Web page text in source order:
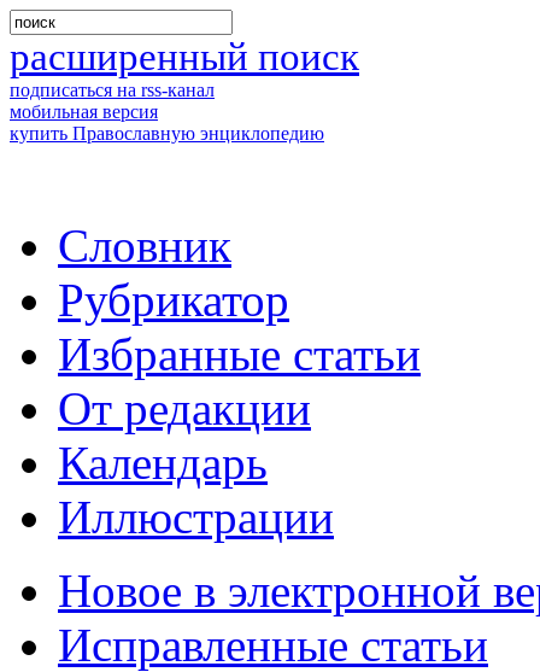
расширенный поиск
подписаться на rss-канал
мобильная версия
купить Православную энциклопедию
Словник
Рубрикатор
Избранные статьи
От редакции
Календарь
Иллюстрации
Новое в электронной
Исправленные статьи